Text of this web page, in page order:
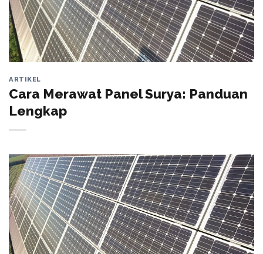
ARTIKEL
Cara Merawat Panel Surya: Panduan
Lengkap